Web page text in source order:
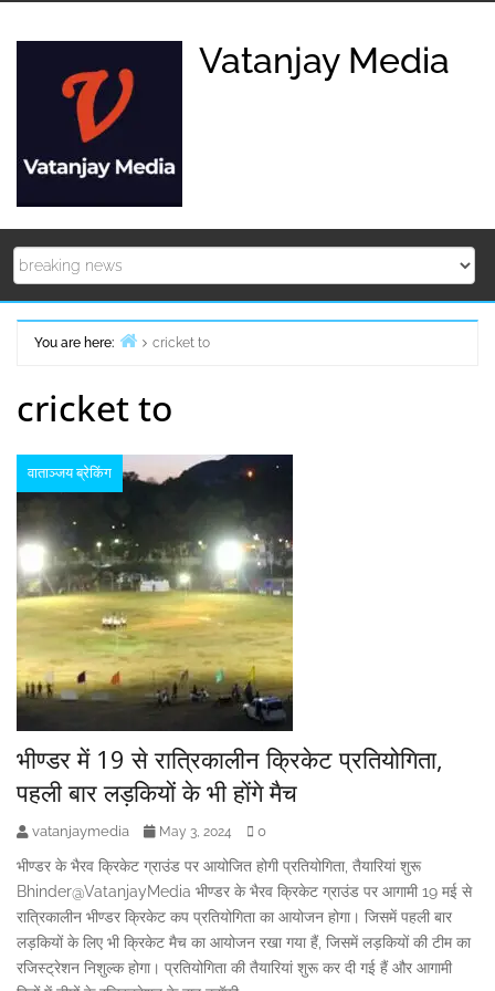
Vatanjay Media
You are here:
cricket to
cricket to
वाताञ्जय ब्रेकिंग
भीण्डर में 19 से रात्रिकालीन क्रिकेट प्रतियोगिता,
पहली बार लड़कियों के भी होंगे मैच
vatanjaymedia May 3, 2024 0
भीण्डर के भैरव क्रिकेट ग्राउंड पर आयोजित होगी प्रतियोगिता, तैयारियां शुरू
Bhinder@VatanjayMedia भीण्डर के भैरव क्रिकेट ग्राउंड पर आगामी 19 मई से
रात्रिकालीन भीण्डर क्रिकेट कप प्रतियोगिता का आयोजन होगा। जिसमें पहली बार
लड़कियों के लिए भी क्रिकेट मैच का आयोजन रखा गया हैं, जिसमें लड़कियों की टीम का
रजिस्ट्रेशन निशुल्क होगा। प्रतियोगिता की तैयारियां शुरू कर दी गई हैं और आगामी